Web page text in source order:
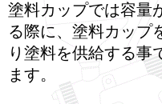
塗料カップでは容量
る際に、塗料カップ
り塗料を供給する事
ます。